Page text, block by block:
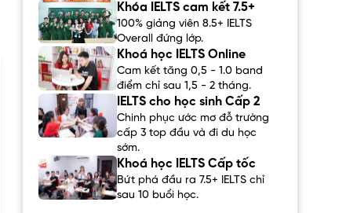
Khóa IELTS cam kết 7.5+
100% giảng viên 8.5+ IELTS
Overall đứng lớp.
Khoá học IELTS Online
Cam kết tăng 0,5 - 1.0 band
điểm chỉ sau 1,5 - 2 tháng.
IELTS cho học sinh Cấp 2
Chinh phục ước mơ đỗ trường
cấp 3 top đầu và đi du học
sớm.
Khoá học IELTS Cấp tốc
Bứt phá đầu ra 7.5+ IELTS chỉ
sau 10 buổi học.